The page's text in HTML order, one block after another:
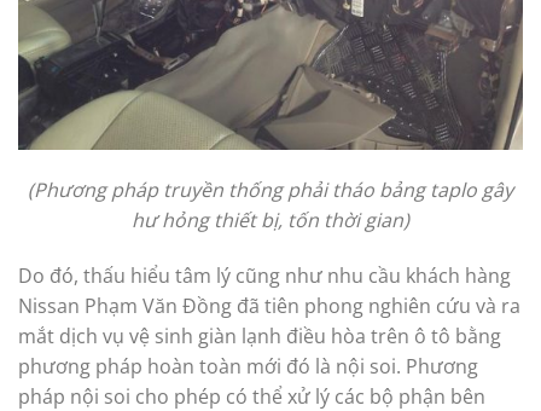
(Phương pháp truyền thống phải tháo bảng taplo gây
hư hỏng thiết bị, tốn thời gian)
Do đó, thấu hiểu tâm lý cũng như nhu cầu khách hàng
Nissan Phạm Văn Đồng đã tiên phong nghiên cứu và ra
mắt dịch vụ vệ sinh giàn lạnh điều hòa trên ô tô bằng
phương pháp hoàn toàn mới đó là nội soi. Phương
pháp nội soi cho phép có thể xử lý các bộ phận bên